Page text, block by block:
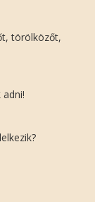
törölközőt,